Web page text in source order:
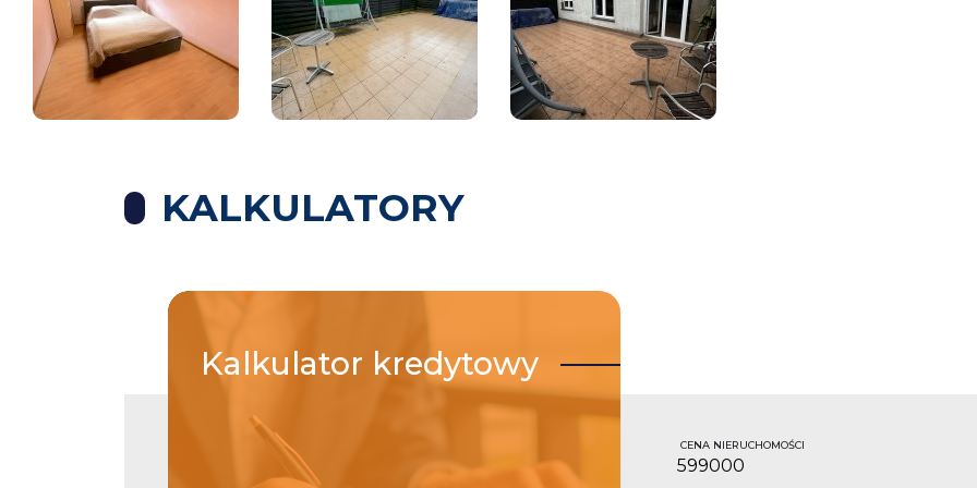
KALKULATORY
Kalkulator kredytowy
CENA NIERUCHOMOŚCI